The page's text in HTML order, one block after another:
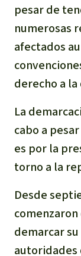
pesar de
numerosas
afectados
derecho a
La
cabo a
es por la
torno a la
Desde
demarcar
autoridades